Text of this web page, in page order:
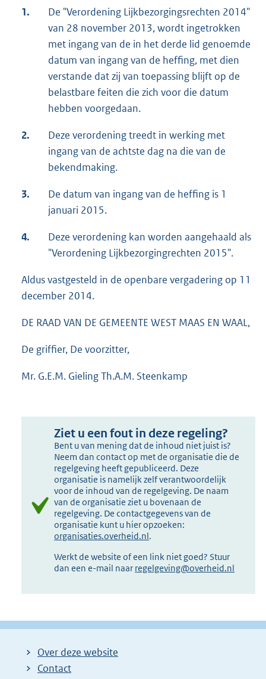
1.
De "Verordening Lijkbezorgingsrechten 2014"
van 28 november 2013, wordt ingetrokken
met ingang van de in het derde lid genoemde
datum van ingang van de heffing, met dien
verstande dat zij van toepassing blijft op de
belastbare feiten die zich voor die datum
hebben voorgedaan.
2.
Deze verordening treedt in werking met
ingang van de achtste dag na die van de
bekendmaking.
3.
De datum van ingang van de heffing is 1
januari 2015.
4.
Deze verordening kan worden aangehaald als
"Verordening Lijkbezorgingrechten 2015".
Aldus vastgesteld in de openbare vergadering op 11
december 2014.
DE RAAD VAN DE GEMEENTE WEST MAAS EN WAAL,
De griffier, De voorzitter,
Mr. G.E.M. Gieling Th.A.M. Steenkamp
Ziet u een fout in deze regeling?
Bent u van mening dat de inhoud niet juist is?
Neem dan contact op met de organisatie die de
regelgeving heeft gepubliceerd. Deze
organisatie is namelijk zelf verantwoordelijk
voor de inhoud van de regelgeving. De naam
van de organisatie ziet u bovenaan de
regelgeving. De contactgegevens van de
organisatie kunt u hier opzoeken:
organisaties.overheid.nl.
Werkt de website of een link niet goed? Stuur
dan een e-mail naar regelgeving@overheid.nl
Over deze website
Contact